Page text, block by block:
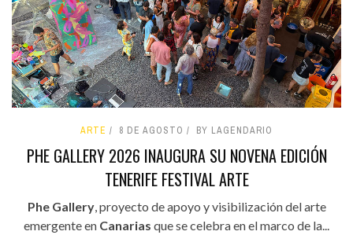
ARTE 8 DE AGOSTO BY LAGENDARIO
PHE GALLERY 2026 INAUGURA SU NOVENA EDICIÓN
TENERIFE FESTIVAL ARTE
Phe Gallery, proyecto de apoyo y visibilización del arte
emergente en Canarias que se celebra en el marco de la...